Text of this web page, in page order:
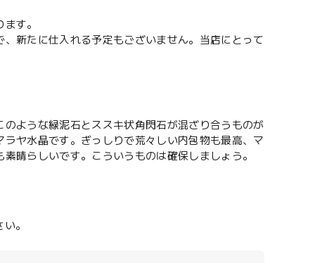
す。
新たに仕入れる予定もございません。当店にとって
ような緑泥石とススキ状角閃石が混ざり合うものが
ヤ水晶です。ぎっしりで荒々しい内包物も最高、マ
晴らしいです。こういうものは確保しましょう。
。